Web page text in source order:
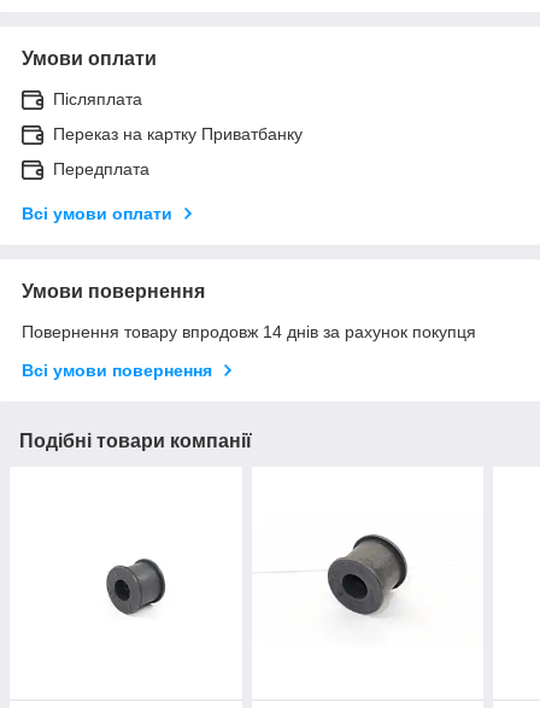
Умови оплати
Післяплата
Переказ на картку Приватбанку
Передплата
Всі умови оплати
Умови повернення
Повернення товару впродовж 14 днів за рахунок покупця
Всі умови повернення
Подібні товари компанії